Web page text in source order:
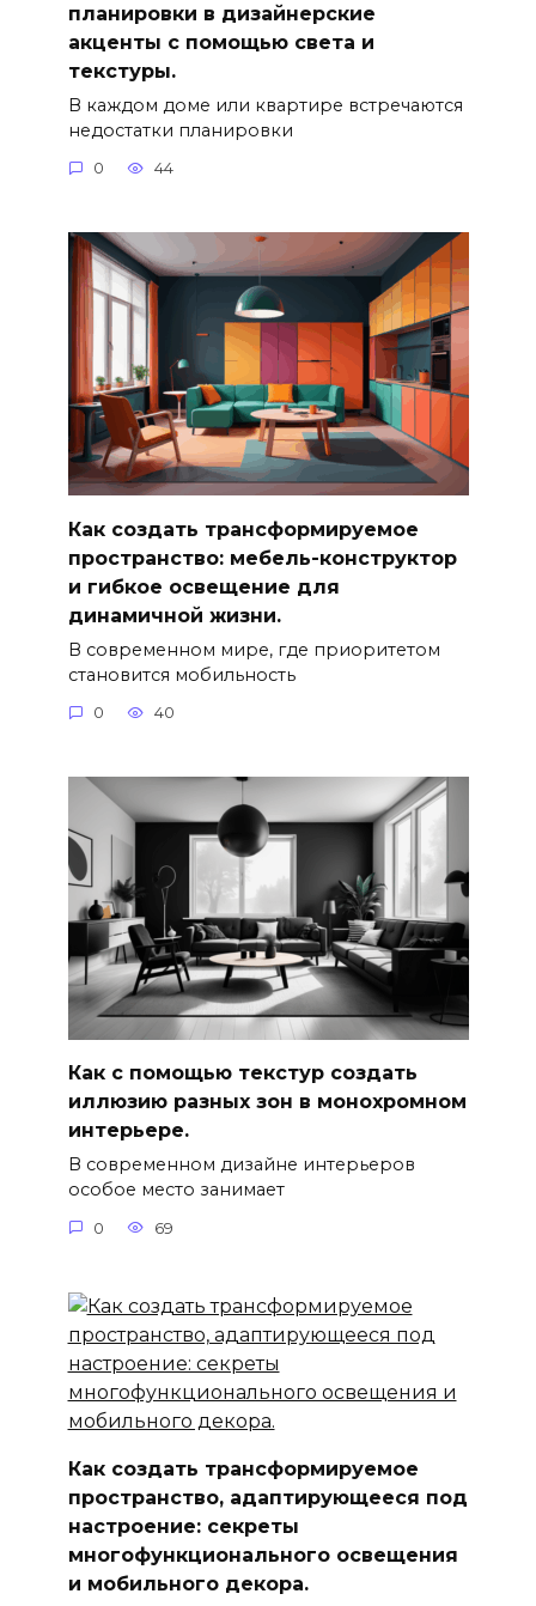
планировки в дизайнерские
акценты с помощью света и
текстуры.
В каждом доме или квартире встречаются
недостатки планировки
0 44
Как создать трансформируемое
пространство: мебель-конструктор
и гибкое освещение для
динамичной жизни.
В современном мире, где приоритетом
становится мобильность
0 40
Как с помощью текстур создать
иллюзию разных зон в монохромном
интерьере.
В современном дизайне интерьеров
особое место занимает
0 69
Как создать трансформируемое
пространство, адаптирующееся под
настроение: секреты
многофункционального освещения
и мобильного декора.